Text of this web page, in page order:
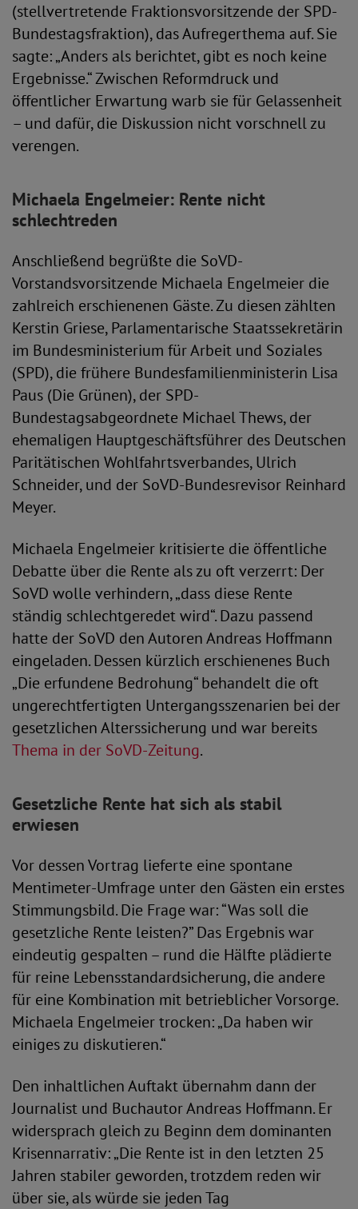
(stellvertretende Fraktionsvorsitzende der SPD-
Bundestagsfraktion), das Aufregerthema auf. Sie
sagte: „Anders als berichtet, gibt es noch keine
Ergebnisse.“ Zwischen Reformdruck und
öffentlicher Erwartung warb sie für Gelassenheit
– und dafür, die Diskussion nicht vorschnell zu
verengen.
Michaela Engelmeier: Rente nicht
schlechtreden
Anschließend begrüßte die SoVD-
Vorstandsvorsitzende Michaela Engelmeier die
zahlreich erschienenen Gäste. Zu diesen zählten
Kerstin Griese, Parlamentarische Staatssekretärin
im Bundesministerium für Arbeit und Soziales
(SPD), die frühere Bundesfamilienministerin Lisa
Paus (Die Grünen), der SPD-
Bundestagsabgeordnete Michael Thews, der
ehemaligen Hauptgeschäftsführer des Deutschen
Paritätischen Wohlfahrtsverbandes, Ulrich
Schneider, und der SoVD-Bundesrevisor Reinhard
Meyer.
Michaela Engelmeier kritisierte die öffentliche
Debatte über die Rente als zu oft verzerrt: Der
SoVD wolle verhindern, „dass diese Rente
ständig schlechtgeredet wird“. Dazu passend
hatte der SoVD den Autoren Andreas Hoffmann
eingeladen. Dessen kürzlich erschienenes Buch
„Die erfundene Bedrohung“ behandelt die oft
ungerechtfertigten Untergangsszenarien bei der
gesetzlichen Alterssicherung und war bereits
Thema in der SoVD-Zeitung.
Gesetzliche Rente hat sich als stabil
erwiesen
Vor dessen Vortrag lieferte eine spontane
Mentimeter-Umfrage unter den Gästen ein erstes
Stimmungsbild. Die Frage war: “Was soll die
gesetzliche Rente leisten?” Das Ergebnis war
eindeutig gespalten – rund die Hälfte plädierte
für reine Lebensstandardsicherung, die andere
für eine Kombination mit betrieblicher Vorsorge.
Michaela Engelmeier trocken: „Da haben wir
einiges zu diskutieren.“
Den inhaltlichen Auftakt übernahm dann der
Journalist und Buchautor Andreas Hoffmann. Er
widersprach gleich zu Beginn dem dominanten
Krisennarrativ: „Die Rente ist in den letzten 25
Jahren stabiler geworden, trotzdem reden wir
über sie, als würde sie jeden Tag